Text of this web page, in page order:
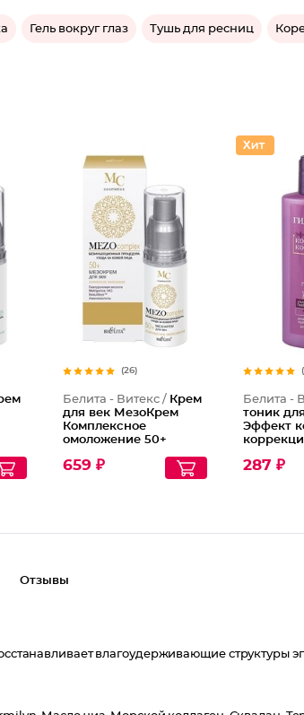
Гель вокруг глаз Тушь для ресниц
(26)
Белита - Витекс / Крем
для век МезоКрем
Комплексное
омоложение 50+
659 ₽
Белита -
тоник
Эффект
287 ₽
Отзывы
влагоудерживающие структуры